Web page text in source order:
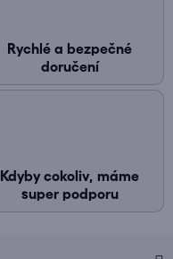
Rychlé a bezpečné
doručení
Kdyby cokoliv, máme
super podporu